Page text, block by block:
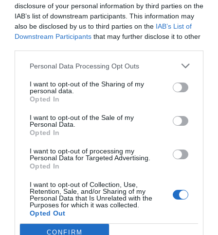
disclosure of your personal information by third parties on the
IAB’s list of downstream participants. This information may
also be disclosed by us to third parties on the IAB’s List of
Downstream Participants that may further disclose it to other
Personal Data Processing Opt Outs
I want to opt-out of the Sharing of my
personal data.
Opted In
I want to opt-out of the Sale of my
Personal Data.
Opted In
I want to opt-out of processing my
Personal Data for Targeted Advertising.
Opted In
I want to opt-out of Collection, Use,
Retention, Sale, and/or Sharing of my
Personal Data that Is Unrelated with the
Purposes for which it was collected.
Opted Out
CONFIRM